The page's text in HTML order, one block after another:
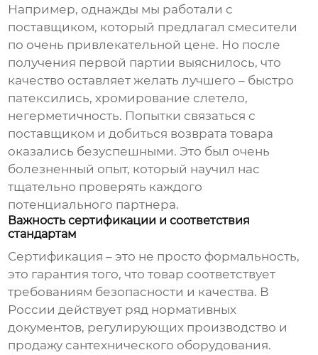
Например, однажды мы работали с
поставщиком, который предлагал смесители
по очень привлекательной цене. Но после
получения первой партии выяснилось, что
качество оставляет желать лучшего – быстро
патексились, хромирование слетело,
негерметичность. Попытки связаться с
поставщиком и добиться возврата товара
оказались безуспешными. Это был очень
болезненный опыт, который научил нас
тщательно проверять каждого
потенциального партнера.
Важность сертификации и соответствия
стандартам
Сертификация – это не просто формальность,
это гарантия того, что товар соответствует
требованиям безопасности и качества. В
России действует ряд нормативных
документов, регулирующих производство и
продажу сантехнического оборудования.